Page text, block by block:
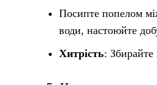
Посипте попелом
води, настоюйте
Хитрість: